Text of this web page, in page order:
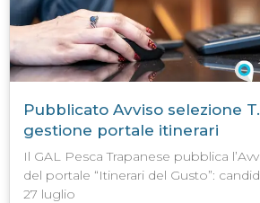
Pubblicato Avviso selezione
gestione portale itinerari
Il GAL Pesca Trapanese pubblica
del portale “Itinerari del Gusto”:
27 luglio